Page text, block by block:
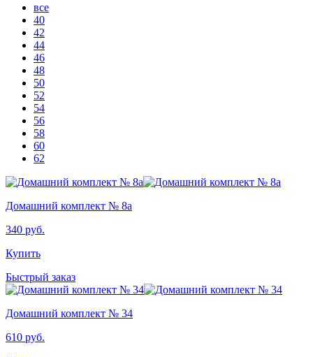
все
40
42
44
46
48
50
52
54
56
58
60
62
Домашний комплект № 8а
340 руб.
Купить
Быстрый заказ
Домашний комплект № 34
610 руб.